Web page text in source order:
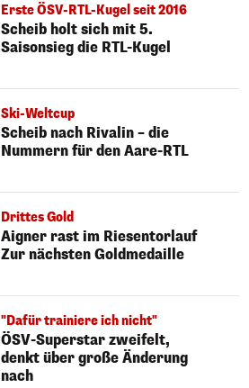
Erste ÖSV-RTL-Kugel seit 2016
Scheib holt sich mit 5.
Saisonsieg die RTL-Kugel
Ski-Weltcup
Scheib nach Rivalin – die
Nummern für den Aare-RTL
Drittes Gold
Aigner rast im Riesentorlauf
Zur nächsten Goldmedaille
"Dafür trainiere ich nicht"
ÖSV-Superstar zweifelt,
denkt über große Änderung
nach